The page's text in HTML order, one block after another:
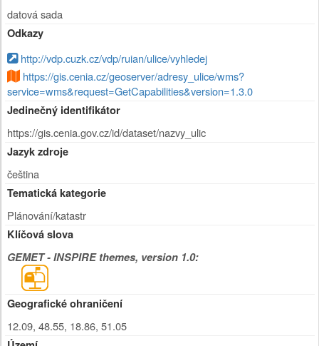
datová sada
Odkazy
http://vdp.cuzk.cz/vdp/ruian/ulice/vyhledej
https://gis.cenia.cz/geoserver/adresy_ulice/wms?
service=wms&request=GetCapabilities&version=1.3.0
Jedinečný identifikátor
https://gis.cenia.gov.cz/id/dataset/nazvy_ulic
Jazyk zdroje
čeština
Tematická kategorie
Plánování/katastr
Klíčová slova
GEMET - INSPIRE themes, version 1.0:
Geografické ohraničení
12.09, 48.55, 18.86, 51.05